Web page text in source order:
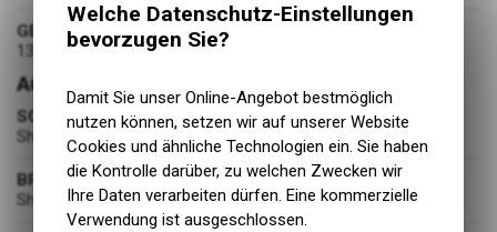
GEWICHT
13.3 kg
Ausstattung
SCHALTUNG
Shimano SLX RD-M7100 SGS, Shadow Plus / 12 Speed
BREMSEN
Shimano BR-MT200 Disc Brake 180/160
Welche Datenschutz-Einstellungen
bevorzugen Sie?
Damit Sie unser Online-Angebot bestmöglich
nutzen können, setzen wir auf unserer Website
Cookies und ähnliche Technologien ein. Sie haben
die Kontrolle darüber, zu welchen Zwecken wir
Ihre Daten verarbeiten dürfen. Eine kommerzielle
Verwendung ist ausgeschlossen.